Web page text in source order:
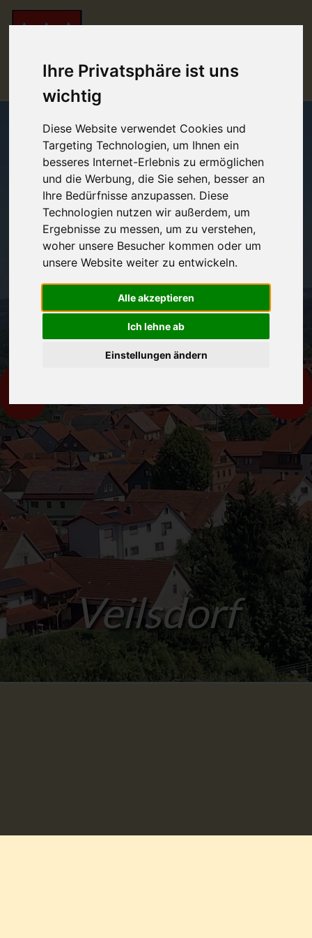
Ihre Privatsphäre ist uns
wichtig
Diese Website verwendet Cookies und
Targeting Technologien, um Ihnen ein
besseres Internet-Erlebnis zu ermöglichen
und die Werbung, die Sie sehen, besser an
Ihre Bedürfnisse anzupassen. Diese
Technologien nutzen wir außerdem, um
Ergebnisse zu messen, um zu verstehen,
woher unsere Besucher kommen oder um
unsere Website weiter zu entwickeln.
Alle akzeptieren
Ich lehne ab
Einstellungen ändern
Veilsdorf